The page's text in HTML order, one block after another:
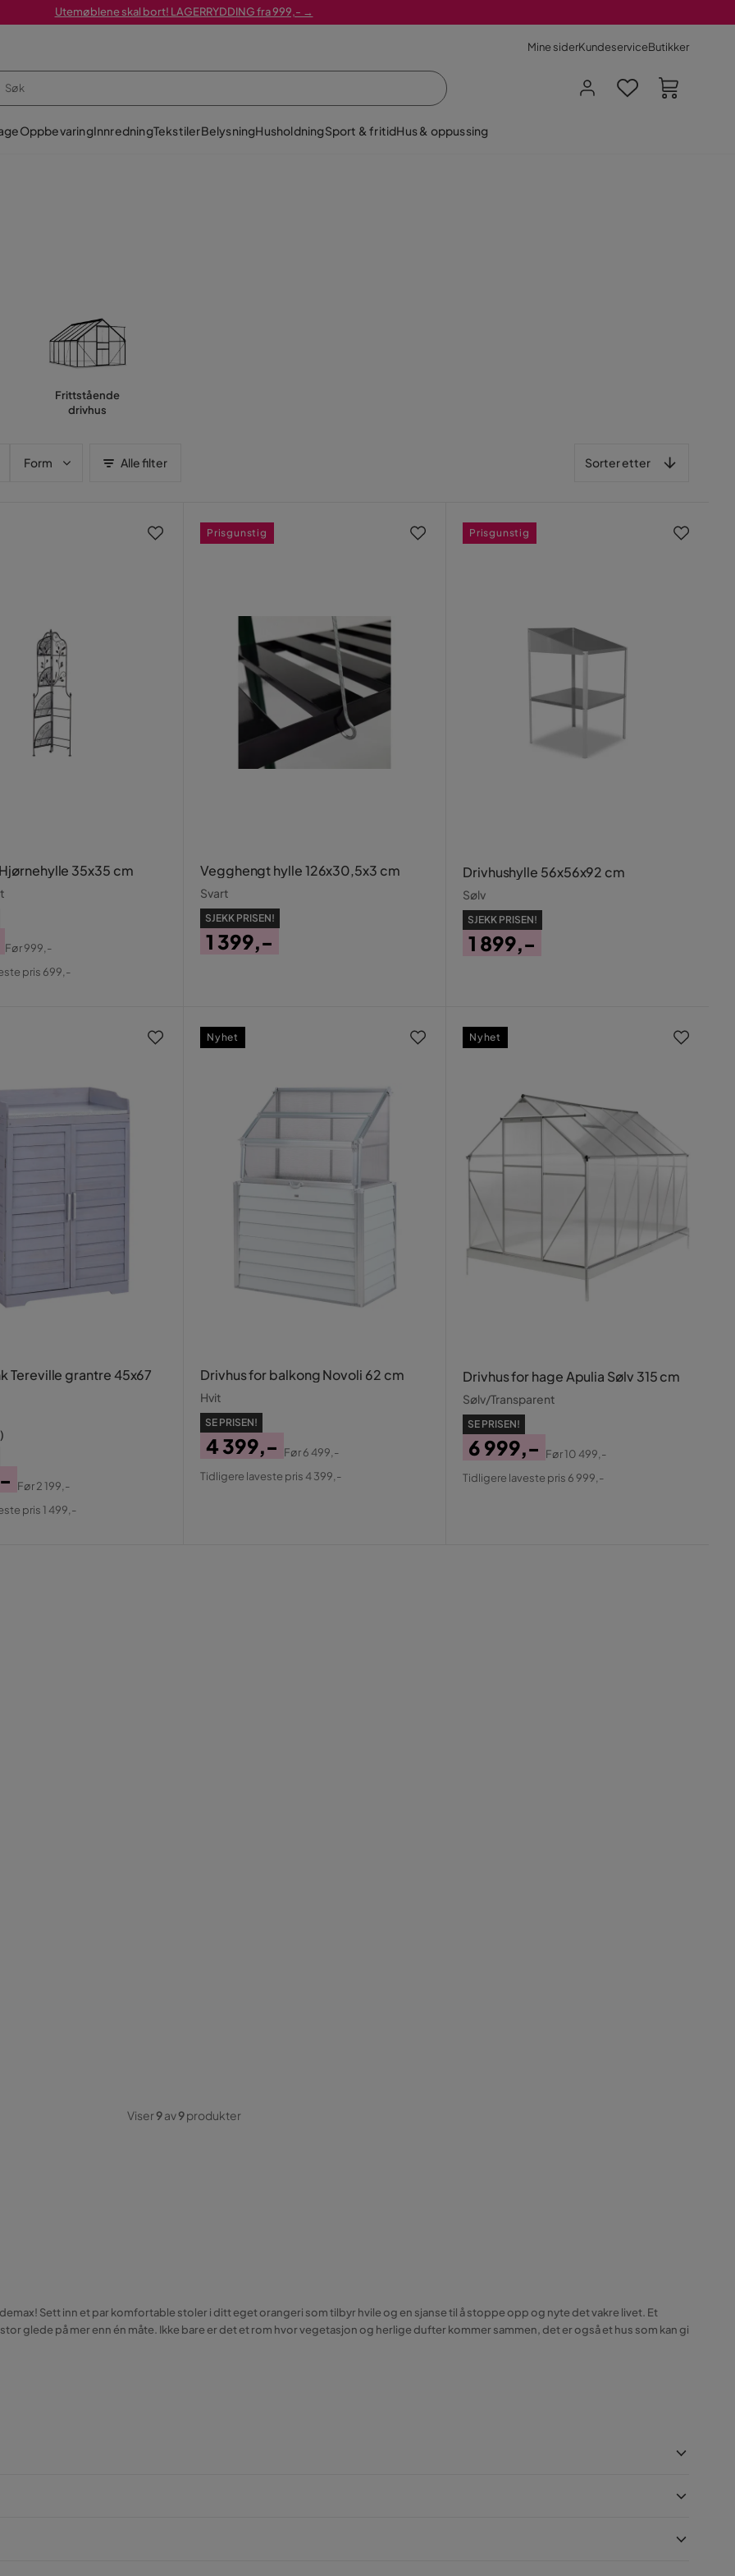
Utemøblene skal bort! LAGERRYDDING fra 999,- →
Mine siderKundeserviceButikker
OppbevaringInnredningTekstilerBelysningHusholdningSport & fritidHus & oppussing
Frittstående
drivhus
Form Alle filter Sorter etter
35x35 cm
Før999,-
pris 699,-
Vegghengt hylle 126x30,5x3 cm
Svart
SJEKK PRISEN!
1 399,-
Prisgunstig
Drivhushylle 56x56x92 cm
Sølv
SJEKK PRISEN!
1 899,-
Prisgunstig
Tereville grantre 45x67
)
Før2 199,-
pris 1 499,-
Drivhus for balkong Novoli 62 cm
Hvit
SE PRISEN!
Pris
4 399,-
Original
Før6 499,-
Tidligere laveste pris 4 399,-
Nyhet
Drivhus for hage Apulia Sølv 315 cm
Sølv/Transparent
SE PRISEN!
Pris
6 999,-
Original
Før10 499,-
Tidligere laveste pris 6 999,-
Nyhet
Viser9av9produkter
Sett inn et par komfortable stoler i ditt eget orangeri som tilbyr hvile og en sjanse til å stoppe opp og nyte det vakre livet. Et
glede på mer enn én måte. Ikke bare er det et rom hvor vegetasjon og herlige dufter kommer sammen, det er også et hus som kan gi